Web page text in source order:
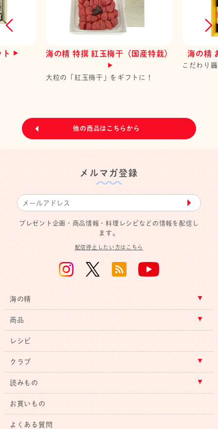
海の精 特撰 紅玉梅干（国産特栽）
大粒の「紅玉梅干」をギフトに！
海の精
こだわり
他の商品はこちらから
メルマガ登録
▶︎
プレゼント企画・商品情報・料理レシピなどの情報を配信し
ます。
配信停止したい方はこちら
海の精
商品
レシピ
クラブ
読みもの
お買いもの
よくある質問